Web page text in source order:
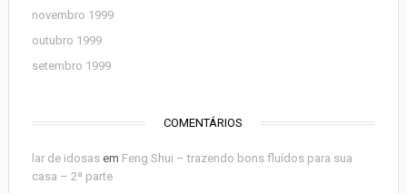
novembro 1999
outubro 1999
setembro 1999
COMENTÁRIOS
lar de idosasem Feng Shui – trazendo bons fluídos para sua
casa – 2ª parte